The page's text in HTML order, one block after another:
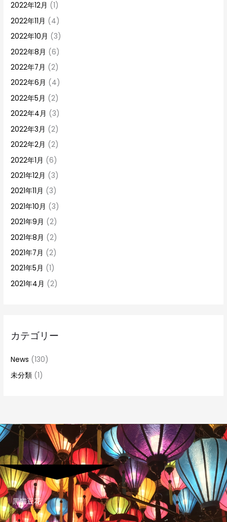
2022年12月 (1)
2022年11月 (4)
2022年10月 (3)
2022年8月 (6)
2022年7月 (2)
2022年6月 (4)
2022年5月 (2)
2022年4月 (3)
2022年3月 (2)
2022年2月 (2)
2022年1月 (6)
2021年12月 (3)
2021年11月 (3)
2021年10月 (3)
2021年9月 (2)
2021年8月 (2)
2021年7月 (2)
2021年5月 (1)
2021年4月 (2)
カテゴリー
News (130)
未分類 (1)
黒猫豆花